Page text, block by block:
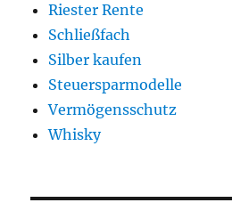
Riester Rente
Schließfach
Silber kaufen
Steuersparmodelle
Vermögensschutz
Whisky